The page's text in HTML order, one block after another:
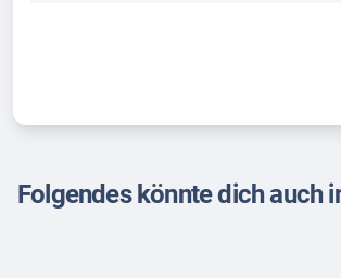
Folgendes könnte dich auch